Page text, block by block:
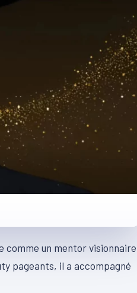
comme un mentor
pageants, il a accompagné